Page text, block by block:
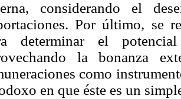
considerando el
Por último, se
determinar el
la bonanza
como
en que éste es un